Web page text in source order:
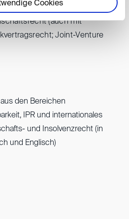
Cookies
UN-Kaufrecht; Italienisch
(auch mit
Joint-Venture
den Bereichen
IPR und internationales
und Insolvenzrecht (in
und Englisch)